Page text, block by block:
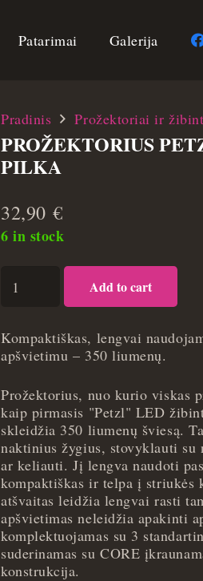
Patarimai Galerija
Pradinis Prožektoriai ir
PROŽEKTORIUS
PILKA
32,90€
6 in stock
Prožektorius
Petzl
-
Pilka
Add to cart
Kompaktiškas, lengvai
apšvietimu – 350 liumenų.
Prožektorius, nuo kurio viskas
kaip pirmasis "Petzl" LED
skleidžia 350 liumenų šviesą.
naktinius žygius, stovyklauti
ar keliauti. Jį lengva naudoti
kompaktiškas ir telpa į striukės
atšvaitas leidžia lengvai rasti
apšvietimas neleidžia apakinti
komplektuojamas su 3
suderinamas su CORE
konstrukcija.